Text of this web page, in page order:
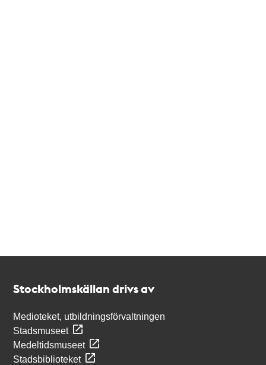
Stockholmskällan drivs av
Medioteket, utbildningsförvaltningen
Stadsmuseet
Medeltidsmuseet
Stadsbiblioteket